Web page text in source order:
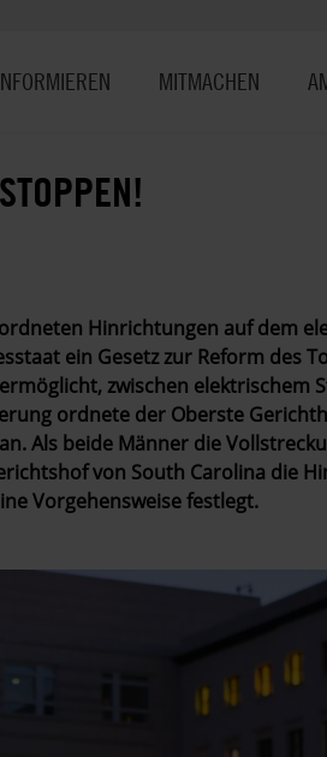
MITMACHEN
Hinrichtungen auf dem
ein Gesetz zur Reform des
zwischen elektrischem
ordnete der Oberste
Als beide Männer die
von South Carolina die
Vorgehensweise festlegt.